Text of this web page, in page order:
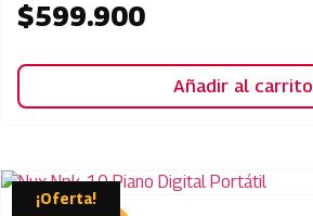
$599.900
Añadir al carrito
¡Oferta!